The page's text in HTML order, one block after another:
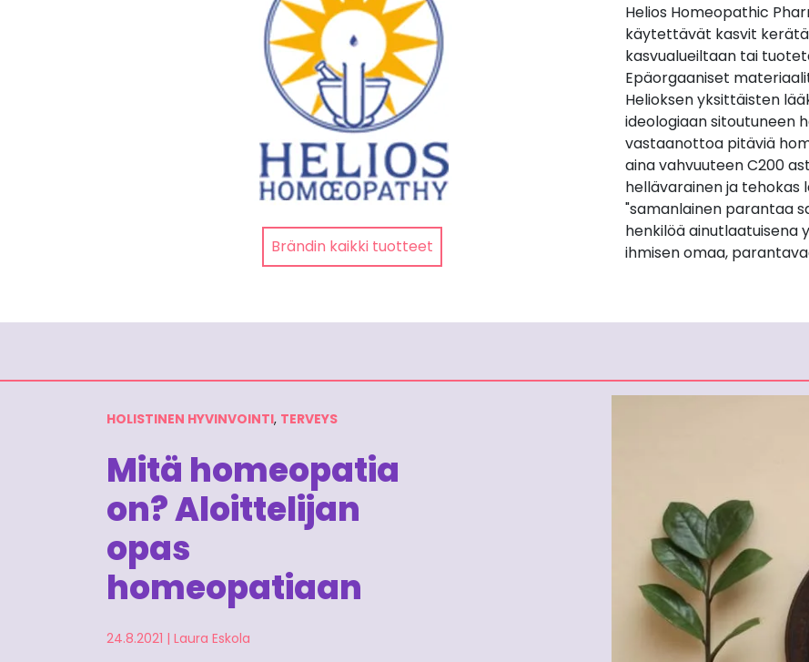
Brändin kaikki tuotteet
Helios Homeopathic
käytettävät kasvit
kasvualueiltaan tai
Epäorgaaniset
Helioksen yksittäisten
ideologiaan sitoutuneen
vastaanottoa pitäviä
aina vahvuuteen C200
hellävarainen ja tehokas
"samanlainen parantaa
henkilöä ainutlaatuisena
ihmisen omaa,
HOLISTINEN HYVINVOINTI, TERVEYS
Mitä homeopatia
on? Aloittelijan
opas
homeopatiaan
24.8.2021 | Laura Eskola